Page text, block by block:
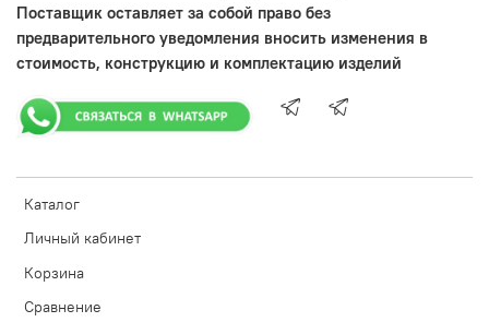
Каталог
Личный кабинет
Корзина
Сравнение
Поставщик оставляет за собой право без
предварительного уведомления вносить изменения в
стоимость, конструкцию и комплектацию изделий